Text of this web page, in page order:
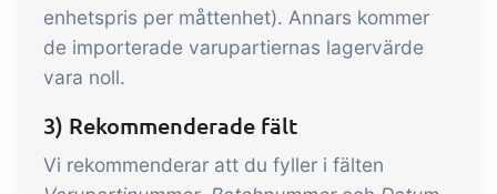
enhetspris per måttenhet). Annars kommer
de importerade varupartiernas lagervärde
vara noll.
3) Rekommenderade fält
Vi rekommenderar att du fyller i fälten